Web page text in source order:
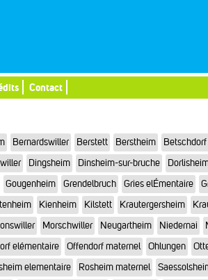
Contact
Bernardswiller Berstett Berstheim
Dingsheim Dinsheim-sur-bruche
Gougenheim Grendelbruch Gries elÉmentaire
Kienheim Kilstett Krautergersheim
Morschwiller Neugartheim Niedernai
elémentaire Offendorf maternel Ohlungen
elementaire Rosheim maternel